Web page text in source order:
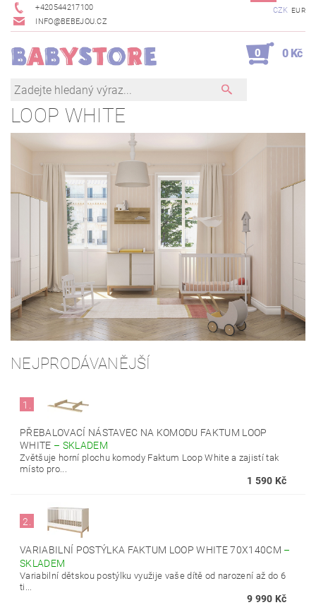
+420544217100
INFO@BEBEJOU.CZ
CZK EUR
0 0 Kč
LOOP WHITE
NEJPRODÁVANĚJŠÍ
1.
PŘEBALOVACÍ NÁSTAVEC NA KOMODU FAKTUM LOOP
WHITE – SKLADEM
Zvětšuje horní plochu komody Faktum Loop White a zajistí tak
místo pro...
1 590 Kč
2.
VARIABILNÍ POSTÝLKA FAKTUM LOOP WHITE 70X140CM –
SKLADEM
Variabilní dětskou postýlku využije vaše dítě od narození až do 6
ti...
9 990 Kč